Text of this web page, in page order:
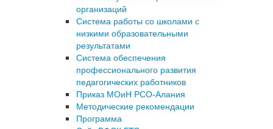
организаций
Система работы со школами с
низкими образовательными
результатами
Система обеспечения
профессионального развития
педагогических работников
Приказ МОиН РСО-Алания
Методические рекомендации
Программа